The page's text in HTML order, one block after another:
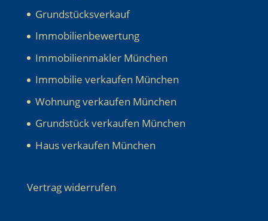
Grundstücksverkauf
Immobilienbewertung
Immobilienmakler München
Immobilie verkaufen München
Wohnung verkaufen München
Grundstück verkaufen München
Haus verkaufen München
Vertrag widerrufen